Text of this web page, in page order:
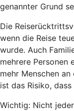
genannter Grund
Die
wenn die Reise
wurde. Auch
mehrere Personen
mehr Menschen
ist das Risiko,
Wichtig: Nicht